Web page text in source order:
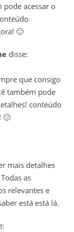
pode acessar o
🙂
disse:
que consigo
também pode
conteúdo
🙂
mais detalhes
as
relevantes e
está está lá.